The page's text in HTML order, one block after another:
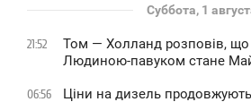
Суббота, 1
21:52
Том — Холланд розповів,
Людиною-павуком стане
06:56
Ціни на дизель